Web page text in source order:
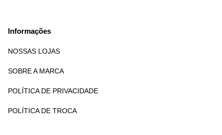
Informações
NOSSAS LOJAS
SOBRE A MARCA
POLÍTICA DE PRIVACIDADE
POLÍTICA DE TROCA